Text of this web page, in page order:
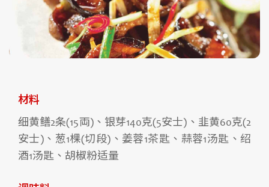
材料
细黄鳝2条(15両)、银芽140克(5安士)、韭黄60克(2
安士)、葱1棵(切段)、姜蓉1茶匙、蒜蓉1汤匙、绍
酒1汤匙、胡椒粉适量